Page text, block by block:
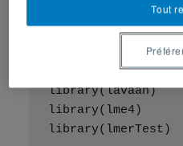
#### charger les
library(tidyverse)
library(gentleman)
library(lavaan)
library(lme4)
library(lmerTest)
Tout